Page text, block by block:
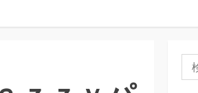
検
索: